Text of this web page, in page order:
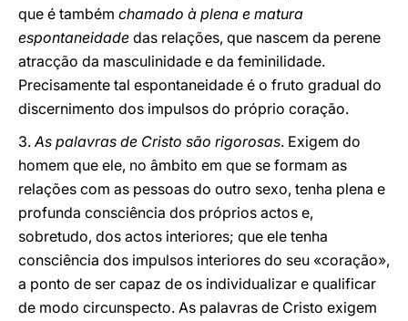
que é também chamado à plena e matura
espontaneidade das relações, que nascem da perene
atracção da masculinidade e da feminilidade.
Precisamente tal espontaneidade é o fruto gradual do
discernimento dos impulsos do próprio coração.
3.As palavras de Cristo são rigorosas. Exigem do
homem que ele, no âmbito em que se formam as
relações com as pessoas do outro sexo, tenha plena e
profunda consciência dos próprios actos e,
sobretudo, dos actos interiores; que ele tenha
consciência dos impulsos interiores do seu «coração»,
a ponto de ser capaz de os individualizar e qualificar
de modo circunspecto. As palavras de Cristo exigem